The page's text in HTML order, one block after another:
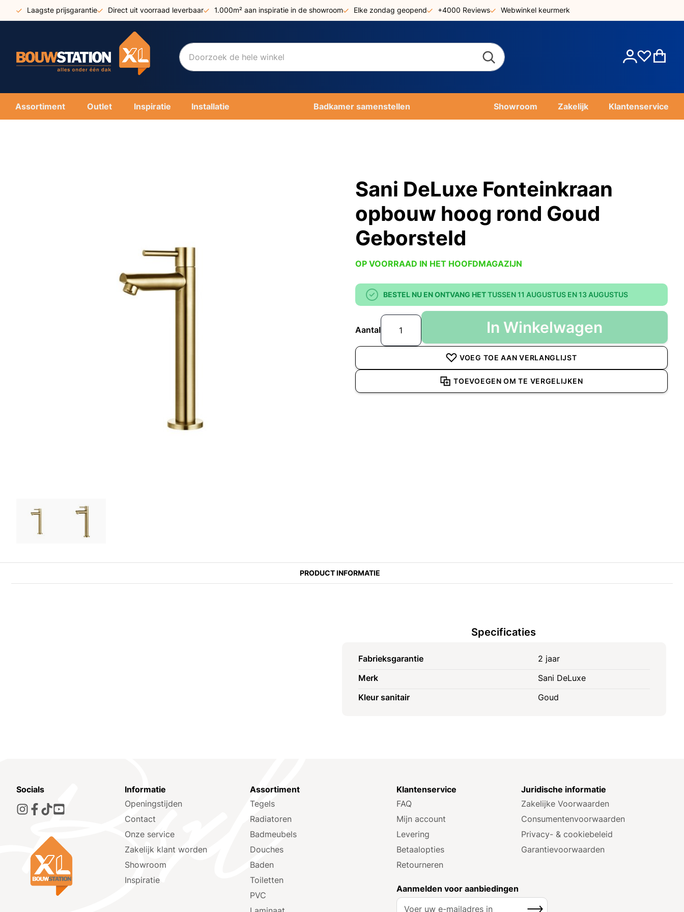
Ga
naar
Laagste prijsgarantie Direct uit voorraad leverbaar 1.000m² aan inspiratie in de showroom Elke zondag geopend +4000 Reviews Webwinkel keurmerk
Account
Assortiment Outlet Inspiratie Installatie Badkamer samenstellen Showroom Zakelijk Klantenservice
Sani DeLuxe Fonteinkraan
opbouw hoog rond Goud
Geborsteld
OP VOORRAAD IN HET HOOFDMAGAZIJN
BESTEL NU EN ONTVANG HETTUSSEN 11 AUGUSTUS EN 13 AUGUSTUS
Aantal In Winkelwagen
VOEG TOE AAN VERLANGLIJST
TOEVOEGEN OM TE VERGELIJKEN
PRODUCT INFORMATIE
Specificaties
Fabrieksgarantie
2 jaar
Merk
Sani DeLuxe
Kleur sanitair
Goud
Socials
Informatie
Openingstijden
Contact
Onze service
Zakelijk klant worden
Showroom
Inspiratie
Assortiment
Tegels
Radiatoren
Badmeubels
Douches
Baden
Toiletten
PVC
Klantenservice
FAQ
Mijn account
Levering
Betaalopties
Retourneren
Juridische informatie
Zakelijke Voorwaarden
Consumenten­voorwaarden
Privacy- & cookiebeleid
Garantie­voorwaarden
Aanmelden voor aanbiedingen
A
Inschrijven